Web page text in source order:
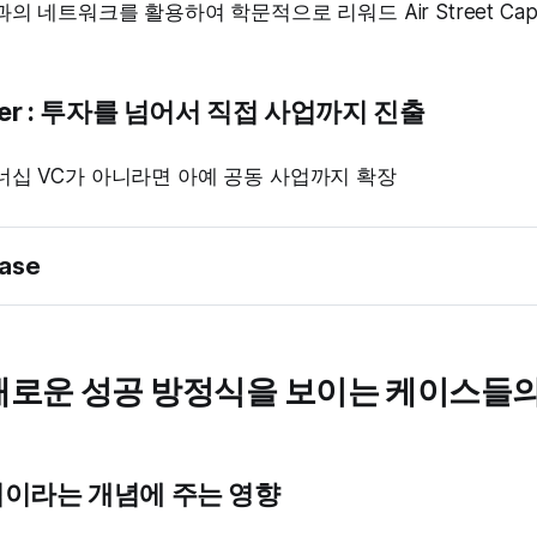
의 네트워크를 활용하여 학문적으로 리워드 Air Street
: 투자를 넘어서 직접 사업까지 진출
십 VC가 아니라면 아예 공동 사업까지 확장
계 운 성공 방정식을 보이는 케이스들
라는 개념에 주는 영향